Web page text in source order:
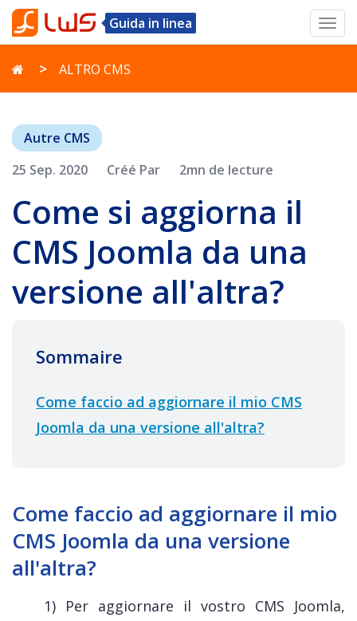
Guida in linea
ALTRO CMS
Autre CMS
25 Sep. 2020
Créé Par 2mn de lecture
Come si aggiorna il
CMS Joomla da una
versione all'altra?
Sommaire
Come faccio ad aggiornare il mio CMS
Joomla da una versione all'altra?
Come faccio ad aggiornare il mio
CMS Joomla da una versione
all'altra?
1) Per aggiornare il vostro CMS Joomla,